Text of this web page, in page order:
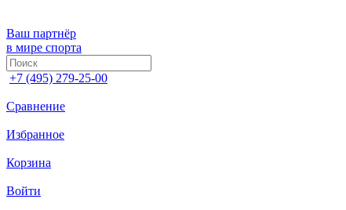
Ваш партнёр
в мире спорта
+7 (495) 279-25-00
Сравнение
Избранное
Корзина
Войти